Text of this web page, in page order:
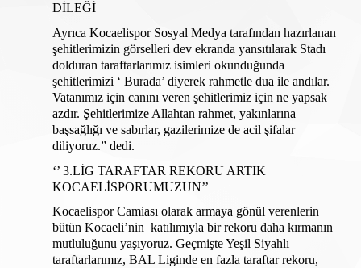
DİLEĞİ
Ayrıca Kocaelispor Sosyal Medya tarafından hazırlanan
şehitlerimizin görselleri dev ekranda yansıtılarak Stadı
dolduran taraftarlarımız isimleri okunduğunda
şehitlerimizi ‘ Burada’ diyerek rahmetle dua ile andılar.
Vatanımız için canını veren şehitlerimiz için ne yapsak
azdır. Şehitlerimize Allahtan rahmet, yakınlarına
başsağlığı ve sabırlar, gazilerimize de acil şifalar
diliyoruz.” dedi.
‘’ 3.LİG TARAFTAR REKORU ARTIK
KOCAELİSPORUMUZUN’’
Kocaelispor Camiası olarak armaya gönül verenlerin
bütün Kocaeli’nin  katılımıyla bir rekoru daha kırmanın
mutluluğunu yaşıyoruz. Geçmişte Yeşil Siyahlı
taraftarlarımız, BAL Liginde en fazla taraftar rekoru,